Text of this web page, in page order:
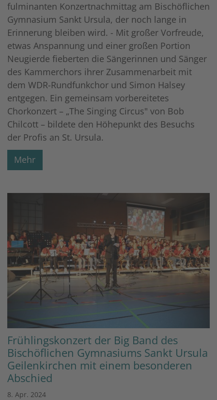
fulminanten Konzertnachmittag am Bischöflichen
Gymnasium Sankt Ursula, der noch lange in
Erinnerung bleiben wird. - Mit großer Vorfreude,
etwas Anspannung und einer großen Portion
Neugierde fieberten die Sängerinnen und Sänger
des Kammerchors ihrer Zusammenarbeit mit
dem WDR-Rundfunkchor und Simon Halsey
entgegen. Ein gemeinsam vorbereitetes
Chorkonzert – „The Singing Circus" von Bob
Chilcott – bildete den Höhepunkt des Besuchs
der Profis an St. Ursula.
Mehr
Frühlingskonzert der Big Band des
Bischöflichen Gymnasiums Sankt Ursula
Geilenkirchen mit einem besonderen
Abschied
8. Apr. 2024